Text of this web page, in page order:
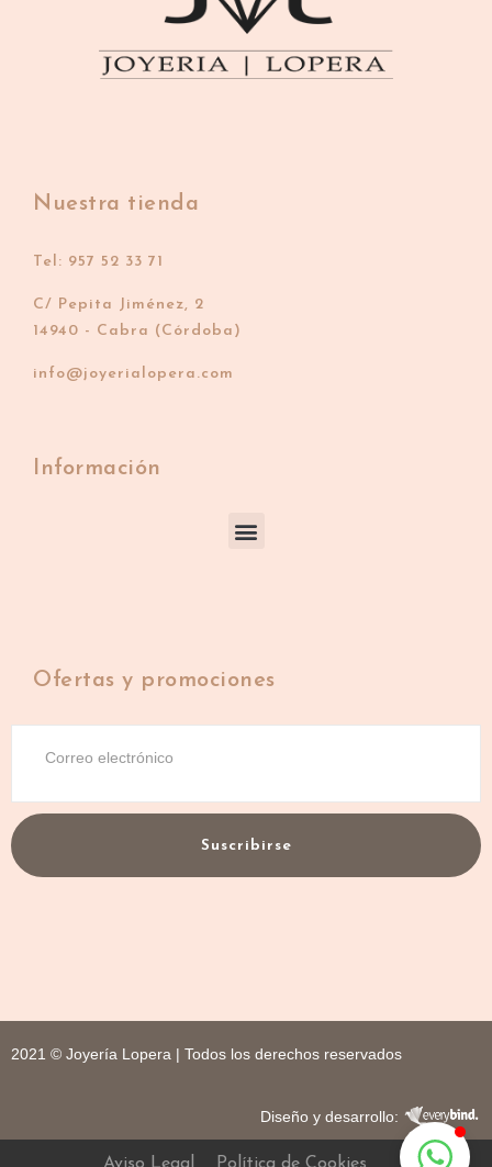
Nuestra tienda
Tel: 957 52 33 71
C/ Pepita Jiménez, 2
14940 - Cabra (Córdoba)
info@joyerialopera.com
Información
Ofertas y promociones
Suscribirse
2021 © Joyería Lopera | Todos los derechos reservados
Diseño y desarrollo: